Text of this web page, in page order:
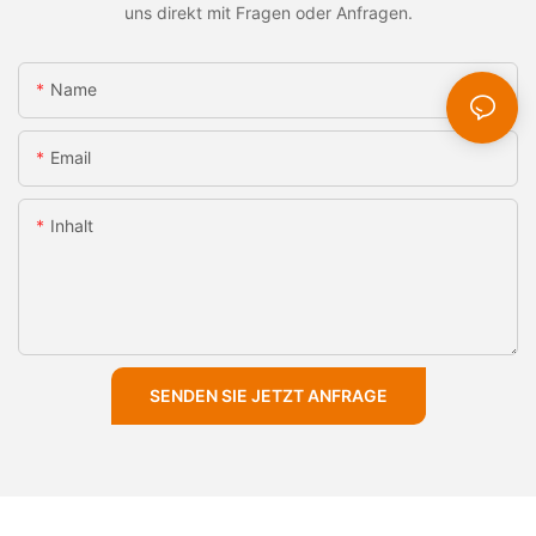
uns direkt mit Fragen oder Anfragen.
Name
Email
Inhalt
SENDEN SIE JETZT ANFRAGE